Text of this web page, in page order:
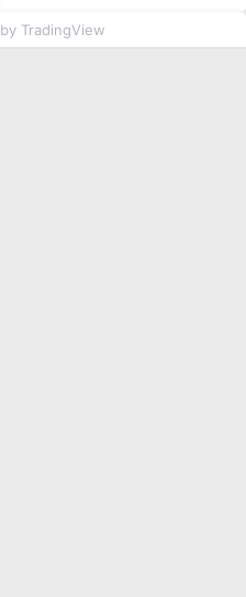
by TradingView